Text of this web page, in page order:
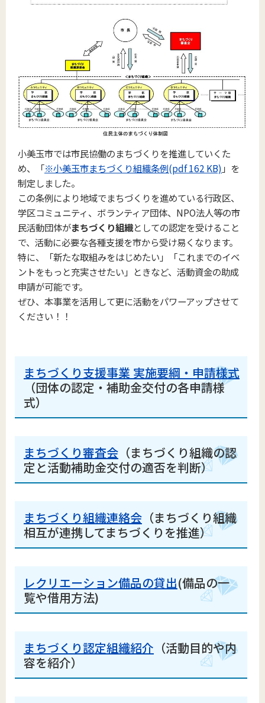
小美玉市では市民協働のまちづくりを推進していくた
め、「※小美玉市まちづくり組織条例(pdf 162 KB) 」を
制定しました。
この条例により地域でまちづくりを進めている行政区、
学区コミュニティ、ボランティア団体、NPO法人等の市
民活動団体がまちづくり組織としての認定を受けること
で、活動に必要な各種支援を市から受け易くなります。
特に、「新たな取組みをはじめたい」「これまでのイベ
ントをもっと充実させたい」ときなど、活動資金の助成
申請が可能です。
ぜひ、本事業を活用して更に活動をパワーアップさせて
ください！！
まちづくり支援事業 実施要綱・申請様式
（団体の認定・補助金交付の各申請様
式）
まちづくり審査会 （まちづくり組織の認
定と活動補助金交付の適否を判断）
まちづくり組織連絡会 （まちづくり組織
相互が連携してまちづくりを推進）
レクリエーション備品の貸出(備品の一
覧や借用方法)
まちづくり認定組織紹介 （活動目的や内
容を紹介）